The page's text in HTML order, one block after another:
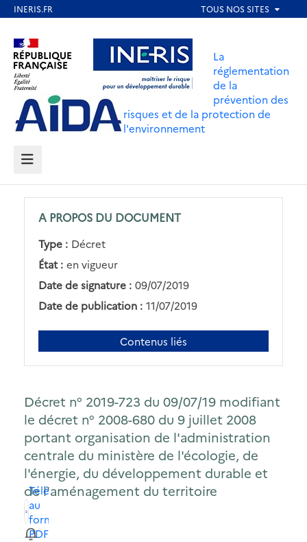
contenu
principal
Aller au contenu Aller au menu
Aller au pied de page
La
réglementation
de la
prévention des
risques et de la protection de
l'environnement
MENU
A PROPOS DU DOCUMENT
Type : Décret
État : en vigueur
Date de signature : 09/07/2019
Date de publication : 11/07/2019
Contenus liés
Décret n° 2019-723 du 09/07/19 modifiant
le décret n° 2008-680 du 9 juillet 2008
portant organisation de l'administration
centrale du ministère de l'écologie, de
l'énergie, du développement durable et
de l'aménagement du territoire
Télécharger
au
format
PDF